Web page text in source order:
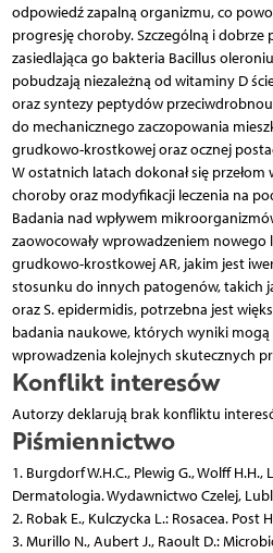
odpowiedź zapalną organizmu, co
progresję choroby. Szczególną i dobrze
zasiedlająca go bakteria Bacillus
pobudzają niezależną od witaminy D
oraz syntezy peptydów
do mechanicznego zaczopowania
grudkowo-krostkowej oraz ocznej
W ostatnich latach dokonał się
choroby oraz modyfikacji leczenia na
Badania nad wpływem
zaowocowały wprowadzeniem
grudkowo-krostkowej AR, jakim jest
stosunku do innych patogenów, takich
oraz S. epidermidis, potrzebna jest
badania naukowe, których wyniki mogą
wprowadzenia kolejnych skutecznych
Konflikt interesów
Autorzy deklarują brak konfliktu
Piśmiennictwo
1. Burgdorf W.H.C., Plewig G., Wolff
Dermatologia. Wydawnictwo Czelej,
2. Robak E., Kulczycka L.: Rosacea. Post
3. Murillo N., Aubert J., Raoult D.: